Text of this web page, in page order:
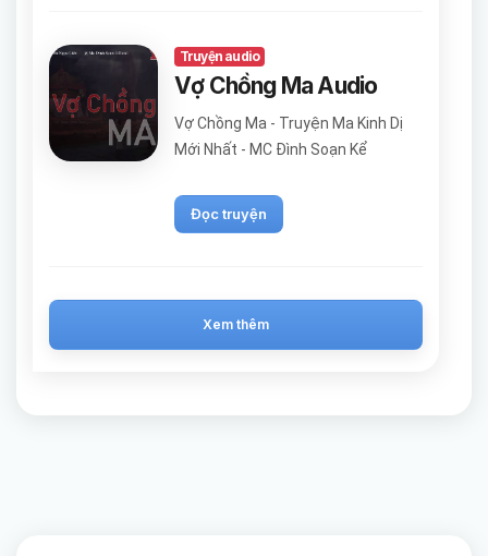
Truyện audio
Vợ Chồng Ma Audio
Vợ Chồng Ma - Truyện Ma Kinh Dị
Mới Nhất - MC Đình Soạn Kể
Đọc truyện
Xem thêm